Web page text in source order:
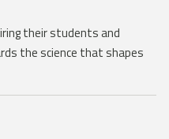
their students and
the science that shapes